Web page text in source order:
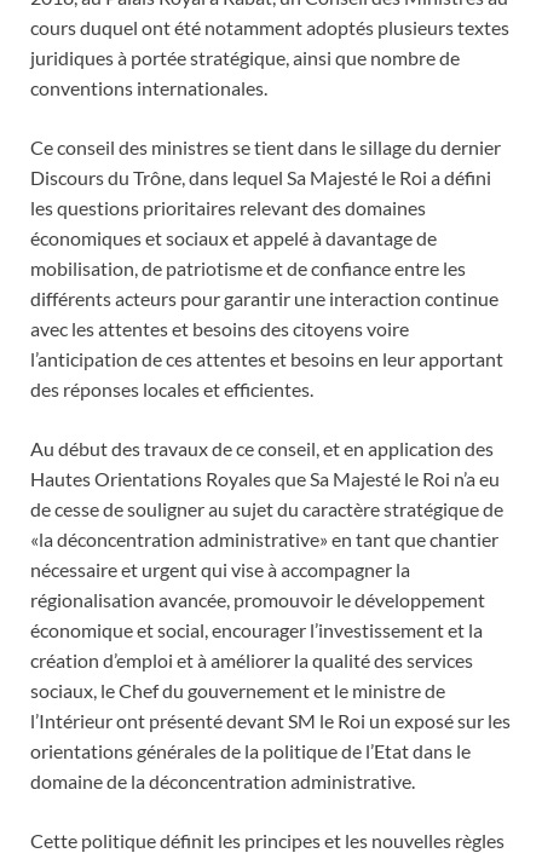
cours duquel ont été notamment adoptés plusieurs textes
juridiques à portée stratégique, ainsi que nombre de
conventions internationales.
Ce conseil des ministres se tient dans le sillage du dernier
Discours du Trône, dans lequel Sa Majesté le Roi a défini
les questions prioritaires relevant des domaines
économiques et sociaux et appelé à davantage de
mobilisation, de patriotisme et de confiance entre les
différents acteurs pour garantir une interaction continue
avec les attentes et besoins des citoyens voire
l’anticipation de ces attentes et besoins en leur apportant
des réponses locales et efficientes.
Au début des travaux de ce conseil, et en application des
Hautes Orientations Royales que Sa Majesté le Roi n’a eu
de cesse de souligner au sujet du caractère stratégique de
«la déconcentration administrative» en tant que chantier
nécessaire et urgent qui vise à accompagner la
régionalisation avancée, promouvoir le développement
économique et social, encourager l’investissement et la
création d’emploi et à améliorer la qualité des services
sociaux, le Chef du gouvernement et le ministre de
l’Intérieur ont présenté devant SM le Roi un exposé sur les
orientations générales de la politique de l’Etat dans le
domaine de la déconcentration administrative.
Cette politique définit les principes et les nouvelles règles